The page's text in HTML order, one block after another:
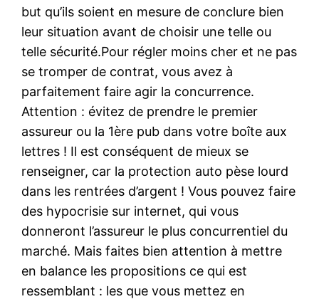
but qu’ils soient en mesure de conclure bien
leur situation avant de choisir une telle ou
telle sécurité.Pour régler moins cher et ne pas
se tromper de contrat, vous avez à
parfaitement faire agir la concurrence.
Attention : évitez de prendre le premier
assureur ou la 1ère pub dans votre boîte aux
lettres ! Il est conséquent de mieux se
renseigner, car la protection auto pèse lourd
dans les rentrées d’argent ! Vous pouvez faire
des hypocrisie sur internet, qui vous
donneront l’assureur le plus concurrentiel du
marché. Mais faites bien attention à mettre
en balance les propositions ce qui est
ressemblant : les que vous mettez en